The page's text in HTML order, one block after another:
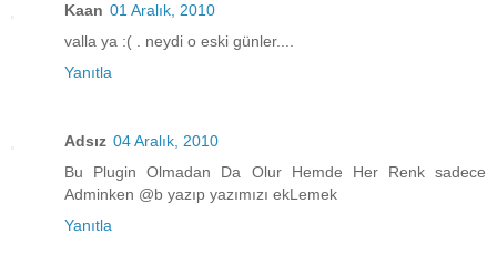
Kaan 01 Aralık, 2010
valla ya :( . neydi o eski günler....
Yanıtla
Adsız 04 Aralık, 2010
Bu Plugin Olmadan Da Olur Hemde Her Renk sadece
Adminken @b yazıp yazımızı ekLemek
Yanıtla